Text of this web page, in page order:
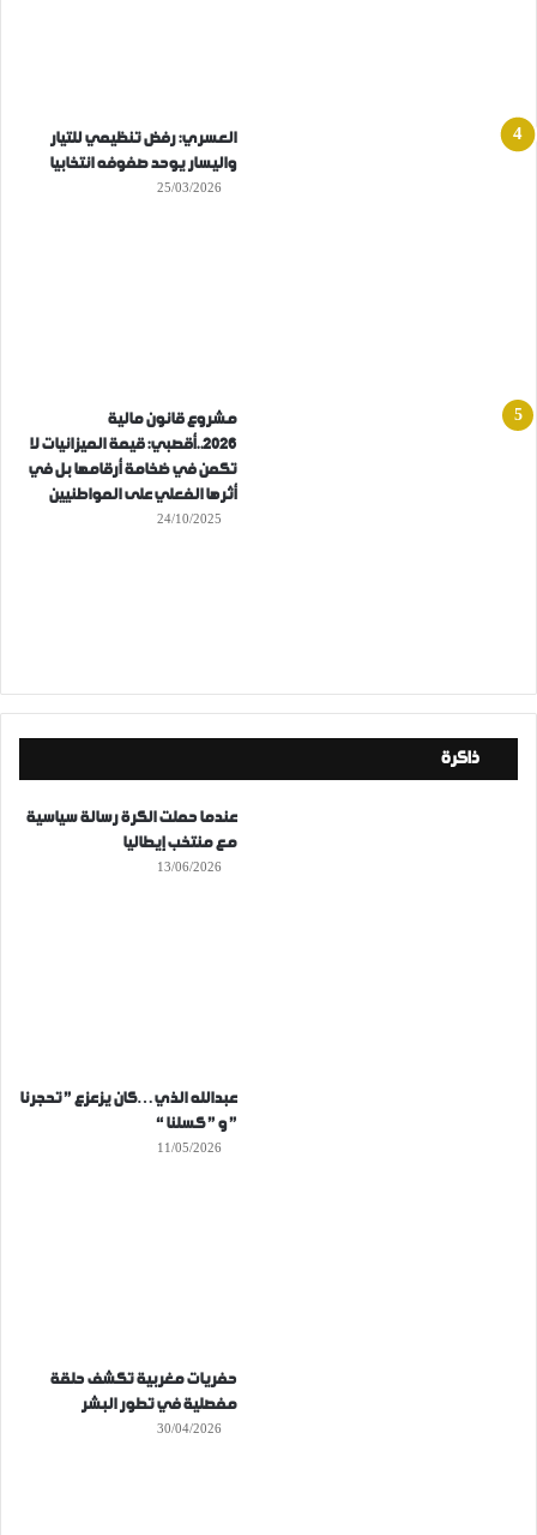
العسري: رفض تنظيمي للتيار
واليسار يوحد صفوفه انتخابيا
25/03/2026
مشروع قانون مالية
2026..أقصبي: قيمة الميزانيات لا
تكمن في ضخامة أرقامها بل في
أثرها الفعلي على المواطنيين
24/10/2025
ذاكرة
عندما حملت الكرة رسالة سياسية
مع منتخب إيطاليا
13/06/2026
عبدالله الذي…كان يزعزع ” تحجرنا
” و ” كسلنا “
11/05/2026
حفريات مغربية تكشف حلقة
مفصلية في تطور البشر
30/04/2026